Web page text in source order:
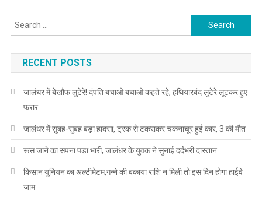
Search for:
RECENT POSTS
जालंधर में बेखौफ लुटेरे! दंपति बचाओ बचाओ कहते रहे, हथियारबंद लुटेरे लूटकर हुए
फरार
जालंधर में सुबह-सुबह बड़ा हादसा, ट्रक से टकराकर चकनाचूर हुई कार, 3 की मौत
रूस जाने का सपना पड़ा भारी, जालंधर के युवक ने सुनाई दर्दभरी दास्तान
किसान यूनियन का अल्टीमेटम,गन्ने की बकाया राशि न मिली तो इस दिन होगा हाईवे
जाम